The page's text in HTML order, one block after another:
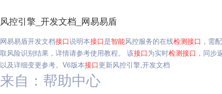
风控引擎_开发文档_网易易盾
网易易盾开发文档接口说明本接口是智能风控服务的在线检测接口 ，需
取风险识别结果，详情请参考使用教程。 该接口为实时检测接口 ，同步
以及详细变更参考。V6版本接口更新风控引擎,开发文档
来自：帮助中心